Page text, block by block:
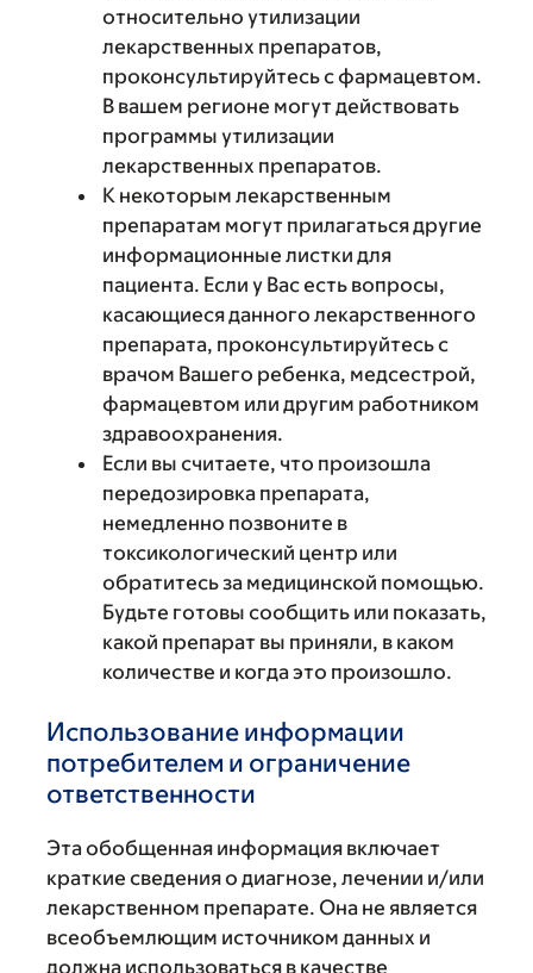
относительно утилизации
лекарственных препаратов,
проконсультируйтесь с фармацевтом.
В вашем регионе могут действовать
программы утилизации
лекарственных препаратов.
К некоторым лекарственным
препаратам могут прилагаться другие
информационные листки для
пациента. Если у Вас есть вопросы,
касающиеся данного лекарственного
препарата, проконсультируйтесь с
врачом Вашего ребенка, медсестрой,
фармацевтом или другим работником
здравоохранения.
Если вы считаете, что произошла
передозировка препарата,
немедленно позвоните в
токсикологический центр или
обратитесь за медицинской помощью.
Будьте готовы сообщить или показать,
какой препарат вы приняли, в каком
количестве и когда это произошло.
Использование информации
потребителем и ограничение
ответственности
Эта обобщенная информация включает
краткие сведения о диагнозе, лечении и/или
лекарственном препарате. Она не является
всеобъемлющим источником данных и
должна использоваться в качестве